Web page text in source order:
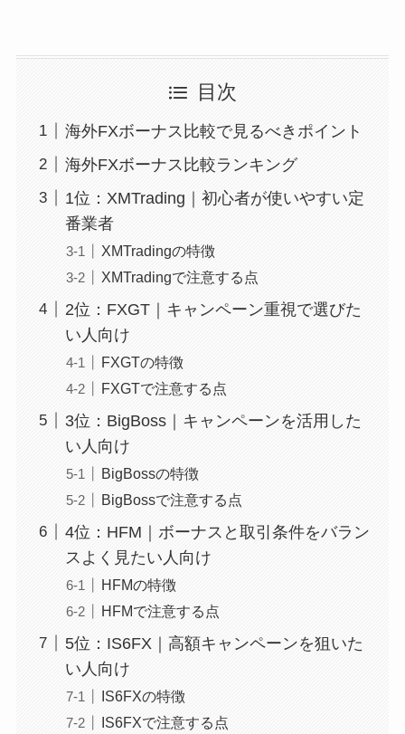
目次
海外FXボーナス比較で見るべきポイント
海外FXボーナス比較ランキング
1位：XMTrading｜初心者が使いやすい定
番業者
XMTradingの特徴
XMTradingで注意する点
2位：FXGT｜キャンペーン重視で選びた
い人向け
FXGTの特徴
FXGTで注意する点
3位：BigBoss｜キャンペーンを活用した
い人向け
BigBossの特徴
BigBossで注意する点
4位：HFM｜ボーナスと取引条件をバラン
スよく見たい人向け
HFMの特徴
HFMで注意する点
5位：IS6FX｜高額キャンペーンを狙いた
い人向け
IS6FXの特徴
IS6FXで注意する点